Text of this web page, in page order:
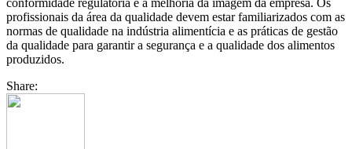
conformidade regulatória e a melhoria da imagem da empresa. Os
profissionais da área da qualidade devem estar familiarizados com as
normas de qualidade na indústria alimentícia e as práticas de gestão
da qualidade para garantir a segurança e a qualidade dos alimentos
produzidos.
Share: